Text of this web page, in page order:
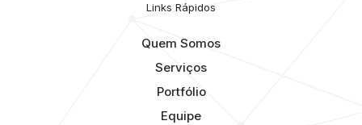
Links Rápidos
Quem Somos
Serviços
Portfólio
Equipe